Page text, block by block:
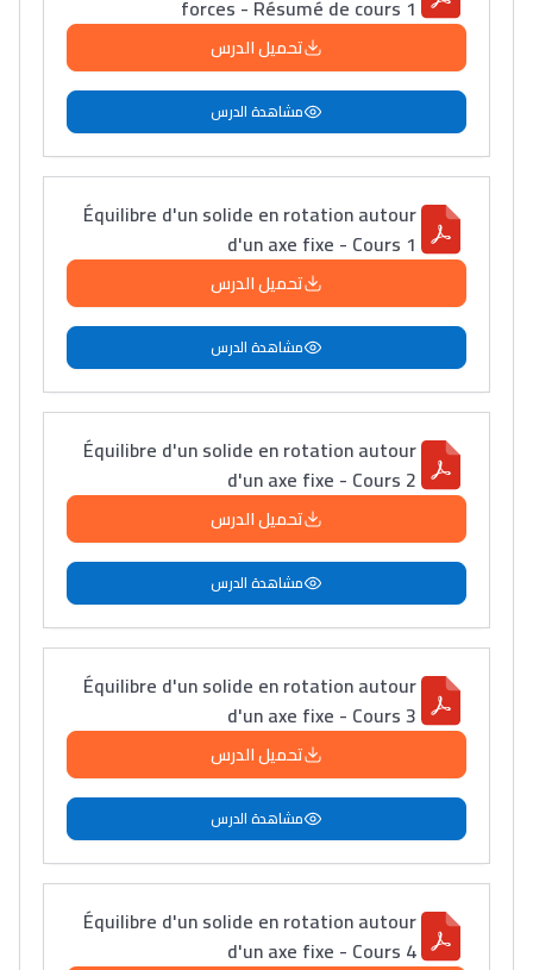
مهنة التّرجمة، العمل
التّطوّعي، التّشبيك و
أشياء أخرى مع مامودو
سامورا
بطلة المغرب فالقفز
الطولي، ملاك البردع
كتحكي على تجربتها
فالرّياضة و الدّراسة
forces - Résumé de cours 1
تحميل الدرس
مشاهدة الدرس
Équilibre d'un solide en rotation autour
d'un axe fixe - Cours 1
تحميل الدرس
مشاهدة الدرس
Équilibre d'un solide en rotation autour
d'un axe fixe - Cours 2
تحميل الدرس
مشاهدة الدرس
Équilibre d'un solide en rotation autour
d'un axe fixe - Cours 3
تحميل الدرس
مشاهدة الدرس
Équilibre d'un solide en rotation autour
d'un axe fixe - Cours 4